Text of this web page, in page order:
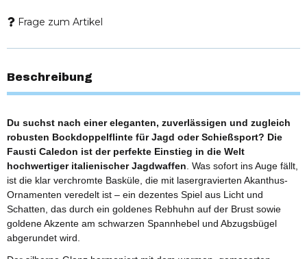
Frage zum Artikel
Beschreibung
Du suchst nach einer eleganten, zuverlässigen und zugleich
robusten Bockdoppelflinte für Jagd oder Schießsport? Die
Fausti Caledon ist der perfekte Einstieg in die Welt
hochwertiger italienischer Jagdwaffen . Was sofort ins Auge fällt,
ist die klar verchromte Basküle, die mit lasergravierten Akanthus-
Ornamenten veredelt ist – ein dezentes Spiel aus Licht und
Schatten, das durch ein goldenes Rebhuhn auf der Brust sowie
goldene Akzente am schwarzen Spannhebel und Abzugsbügel
abgerundet wird.